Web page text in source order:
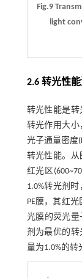
Fig.9
light
2.6 转光性
转光性能是
转光作用大小
光子通量密度
转光性能。从
红光区
1.0%转光剂
PE膜，其红
光膜的荧光量
剂为最优的
量为1.0%的转